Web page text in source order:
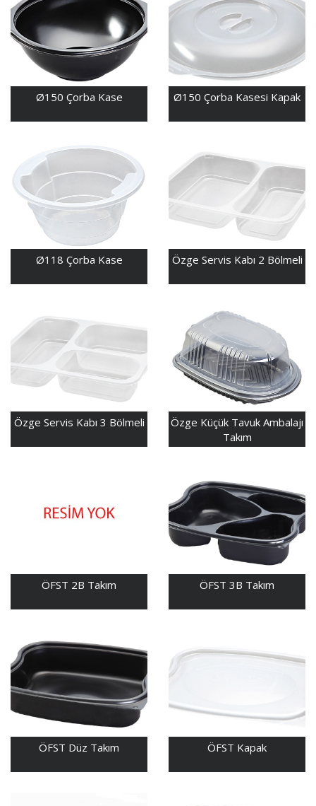
Ø150 Çorba Kase Ø150 Çorba Kasesi Kapak
Ø118 Çorba Kase Özge Servis Kabı 2 Bölmeli
Özge Servis Kabı 3 Bölmeli
Özge Küçük Tavuk Ambalajı
Takım
ÖFST 2B Takım ÖFST 3B Takım
ÖFST Düz Takım ÖFST Kapak